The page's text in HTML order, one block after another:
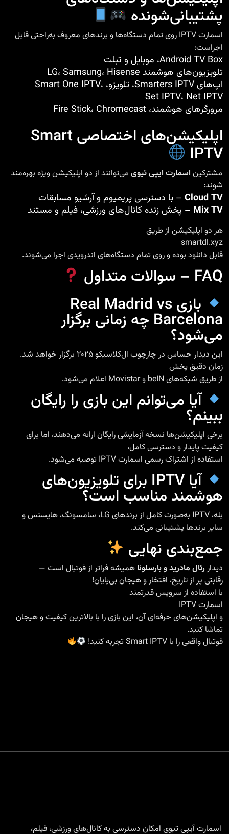
پشتیبانی‌شونده
اسمارت IPTV روی تمام دستگاه‌ها و برندهای معروف به‌راحتی قابل
اجراست:
Android TV Box، موبایل و تبلت
تلویزیون‌های هوشمند LG، Samsung، Hisense
اپ‌های Smarters IPTV، تلویزو، Smart One IPTV،
Set IPTV، Net IPTV
مرورگرهای هوشمند، Fire Stick، Chromecast
اپلیکیشن‌های اختصاصی Smart
IPTV
مشترکین اسمارت ایپی تیوی می‌توانند از دو اپلیکیشن ویژه بهره‌مند
شوند:
Cloud TV – با دسترسی پریمیوم و آرشیو مسابقات
Mix TV – پخش زنده کانال‌های ورزشی، فیلم و مستند
هر دو اپلیکیشن از طریق
smartdl.xyz
قابل دانلود بوده و روی تمام دستگاه‌های اندرویدی اجرا می‌شوند.
FAQ – سوالات متداول
بازی Real Madrid vs
Barcelona چه زمانی برگزار
می‌شود؟
این دیدار حساس در چارچوب ال‌کلاسیکو ۲۰۲۵ برگزار خواهد شد.
زمان دقیق پخش
از طریق شبکه‌های beIN و Movistar اعلام می‌شود.
آیا می‌توانم این بازی را رایگان
ببینم؟
برخی اپلیکیشن‌ها نسخه آزمایشی رایگان ارائه می‌دهند، اما برای
کیفیت پایدار و دسترسی کامل،
استفاده از اشتراک رسمی اسمارت IPTV توصیه می‌شود.
آیا IPTV برای تلویزیون‌های
هوشمند مناسب است؟
بله، IPTV به‌صورت کامل از برندهای LG، سامسونگ، هایسنس و
سایر برندها پشتیبانی می‌کند.
جمع‌بندی نهایی
دیداررئال مادرید و بارسلونا همیشه فراتر از فوتبال است —
رقابتی پر از تاریخ، افتخار و هیجان بی‌پایان!
با استفاده از سرویس قدرتمند
اسمارت IPTV
و اپلیکیشن‌های حرفه‌ای آن، این بازی را با بالاترین کیفیت و هیجان
تماشا کنید.
فوتبال واقعی را با Smart IPTV تجربه کنید!
اسمارت آیپی تیوی امکان دسترسی به کانال‌های ورزشی، فیلم،